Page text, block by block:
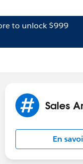
to unlock $999
Sales
En